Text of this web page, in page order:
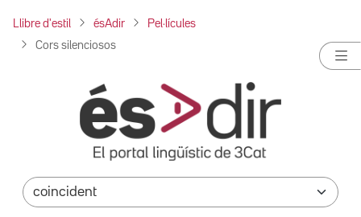
Llibre d'estil ésAdir Pel·lícules
Cors silenciosos